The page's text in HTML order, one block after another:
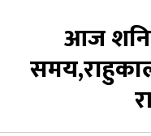
आज